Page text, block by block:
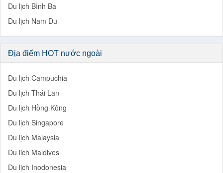
Du lịch Bình Ba
Du lịch Nam Du
Địa điểm HOT nước ngoài
Du lịch Campuchia
Du lịch Thái Lan
Du lịch Hồng Kông
Du lịch Singapore
Du lịch Malaysia
Du lịch Maldives
Du lịch Inodonesia